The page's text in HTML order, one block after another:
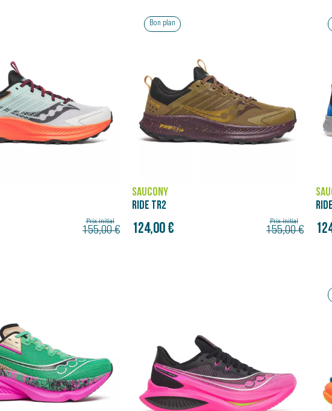
Prix initial
155,00 €
Bon plan
SAUCONY
RIDE TR2
124,00 € Prix initial
155,00 €